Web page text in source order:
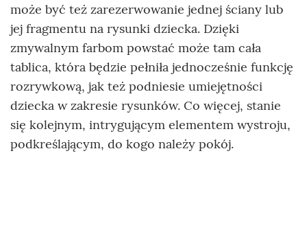
może być też zarezerwowanie jednej ściany lub
jej fragmentu na rysunki dziecka. Dzięki
zmywalnym farbom powstać może tam cała
tablica, która będzie pełniła jednocześnie funkcję
rozrywkową, jak też podniesie umiejętności
dziecka w zakresie rysunków. Co więcej, stanie
się kolejnym, intrygującym elementem wystroju,
podkreślającym, do kogo należy pokój.